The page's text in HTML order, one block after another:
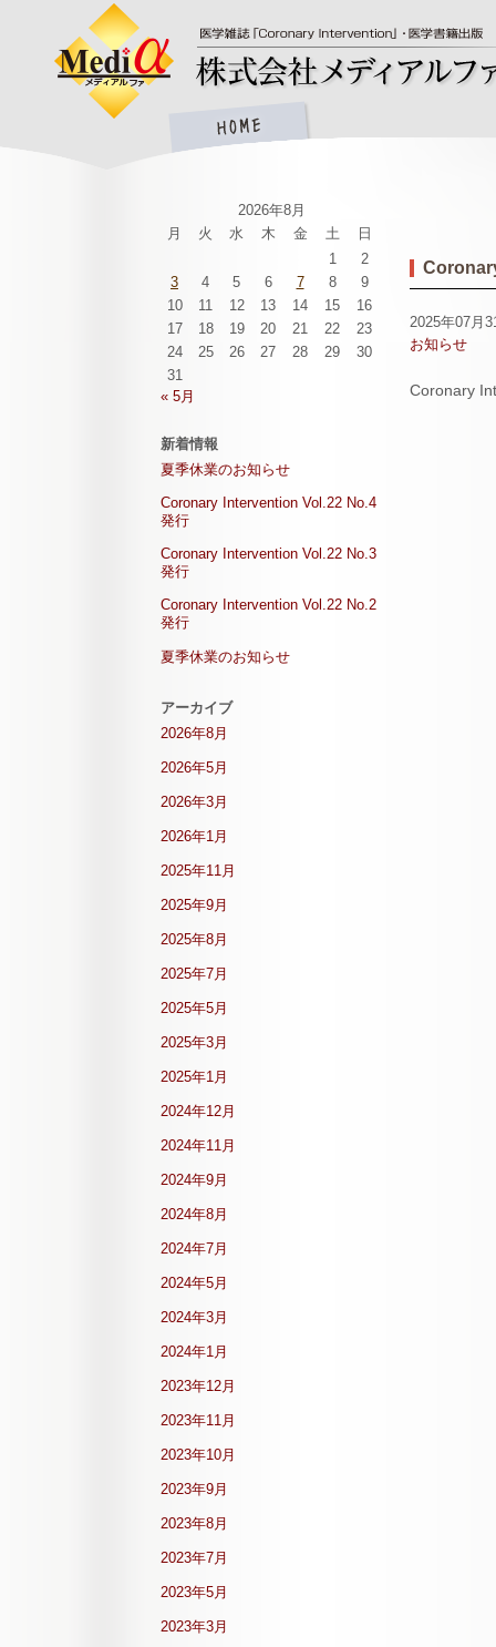
2025年07月
お知らせ
Coronary
2026年8月
月
火 水 木 金 土
日
1
2
3
4 5 6 7 8
9
10
11 12 13 14 15
16
17
18 19 20 21 22
23
24
25 26 27 28 29
30
31
« 5月
新着情報
夏季休業のお知らせ
Coronary Intervention Vol.22 No.4
発行
Coronary Intervention Vol.22 No.3
発行
Coronary Intervention Vol.22 No.2
発行
夏季休業のお知らせ
アーカイブ
2026年8月
2026年5月
2026年3月
2026年1月
2025年11月
2025年9月
2025年8月
2025年7月
2025年5月
2025年3月
2025年1月
2024年12月
2024年11月
2024年9月
2024年8月
2024年7月
2024年5月
2024年3月
2024年1月
2023年12月
2023年11月
2023年10月
2023年9月
2023年8月
2023年7月
2023年5月
2023年3月